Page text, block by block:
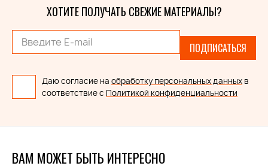
ХОТИТЕ ПОЛУЧАТЬ СВЕЖИЕ МАТЕРИАЛЫ?
ПОДПИСАТЬСЯ
Даю согласие на обработку персональных данных в
соответствие с Политикой конфиденциальности
ВАМ МОЖЕТ БЫТЬ ИНТЕРЕСНО